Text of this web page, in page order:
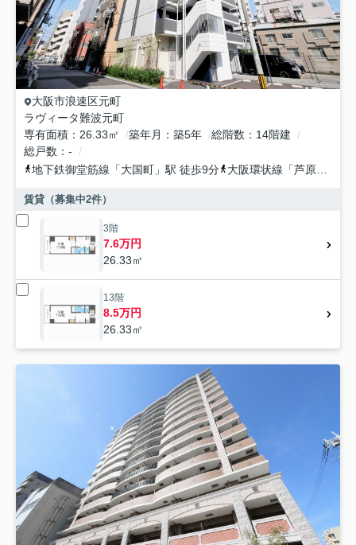
大阪市浪速区元町
ラヴィータ難波元町
専有面積
26.33㎡ 築年月 築5年 総階数
14階建
総戸数
-
地下鉄御堂筋線 「大国町 」駅 徒歩9分 大阪環状線 「芦原橋
賃貸（募集中2件）
3階
7.6万円
26.33㎡
13階
8.5万円
26.33㎡